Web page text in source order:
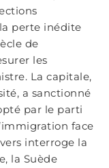
perte inédite
de
les
La capitale,
a sanctionné
par le parti
face
interroge la
la Suède